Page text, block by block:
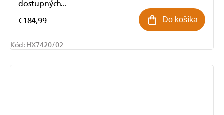
€184,99 Do košíka
dostupných...
Kód: HX7420/02